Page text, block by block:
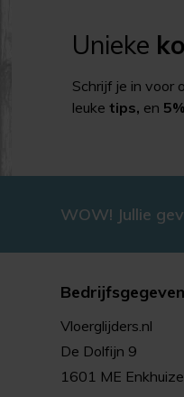
Unieke
Schrijf je in voor
leuketips, en
WOW! Jullie
Vloerglijders.nl
De Dolfijn 9
1601 ME